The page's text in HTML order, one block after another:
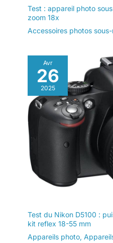
Test : appareil photo
zoom 18x
Accessoires photos
Avr
26
2025
Test du Nikon D5100 :
kit reflex 18-55 mm
Appareils photo,